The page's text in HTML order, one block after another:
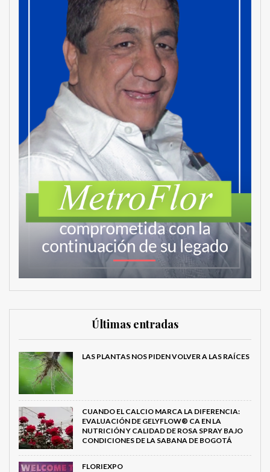
Últimas entradas
LAS PLANTAS NOS PIDEN VOLVER A LAS RAÍCES
CUANDO EL CALCIO MARCA LA DIFERENCIA:
EVALUACIÓN DE GELYFLOW® CA EN LA
NUTRICIÓN Y CALIDAD DE ROSA SPRAY BAJO
CONDICIONES DE LA SABANA DE BOGOTÁ
FLORIEXPO